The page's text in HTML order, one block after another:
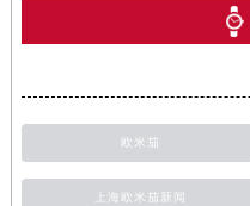
欧米茄
上海欧米茄新闻